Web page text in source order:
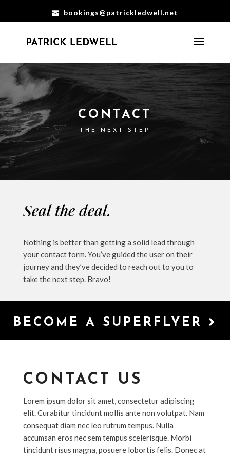
bookings@patrickledwell.net
CONTACT
THE NEXT STEP
Seal the deal.
Nothing is better than getting a solid lead through
your contact form. You’ve guided the user on their
journey and they’ve decided to reach out to you to
take the next step. Bravo!
BECOME A SUPERFLYER
CONTACT US
Lorem ipsum dolor sit amet, consectetur adipiscing
elit. Curabitur tincidunt mollis ante non volutpat. Nam
consequat diam nec leo rutrum tempus. Nulla
accumsan eros nec sem tempus scelerisque. Morbi
tincidunt risus magna, posuere lobortis felis. Donec at